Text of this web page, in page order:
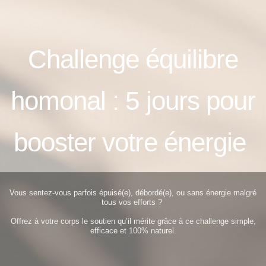
for healthy
weight management
27 avril 2024
Challenge équilibre
homonal : 5 jours pour
booster votre énergie
Vous sentez-vous parfois épuisé(e), débordé(e), ou sans énergie malgré
tous vos efforts ?
Offrez à votre corps le soutien qu’il mérite grâce à ce challenge simple,
efficace et 100% naturel.